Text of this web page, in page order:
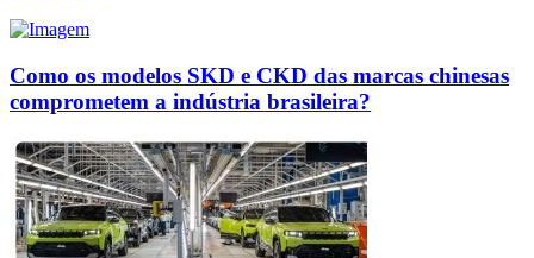
Como os modelos SKD e CKD das marcas chinesas
comprometem a indústria brasileira?